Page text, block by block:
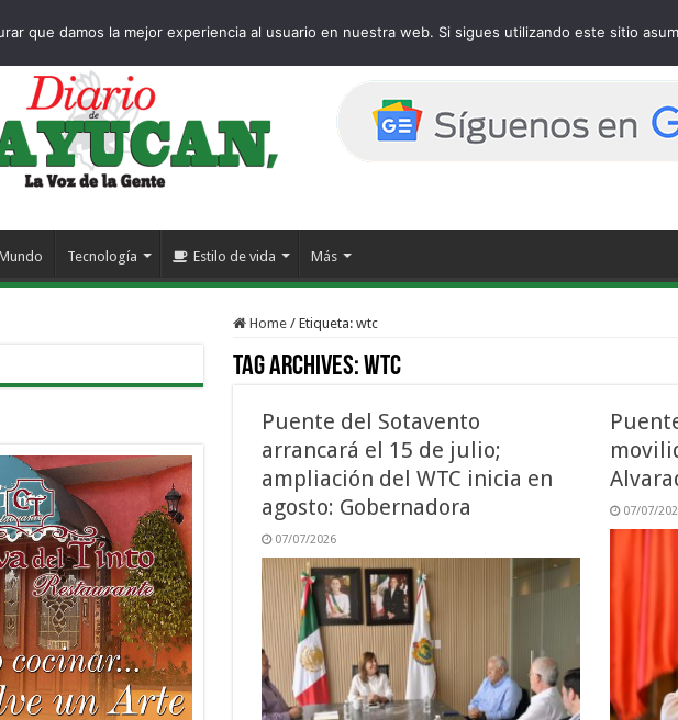
Tecnología Estilo de vida Más
Home / Etiqueta: wtc
Tag Archives:wtc
Puente del Sotavento
arrancará el 15 de julio;
ampliación del WTC inicia en
agosto: Gobernadora
07/07/2026
07/07/
que damos la mejor experiencia al usuario en nuestra web. Si sigues utilizando este sitio